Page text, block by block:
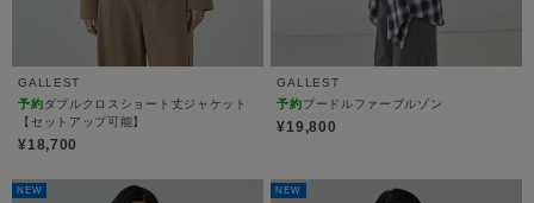
GALLEST
予約ダブルクロスショート丈ジャケット
【セットアップ可能】
¥18,700
GALLEST
予約プードルファーブルゾン
¥19,800
NEW NEW